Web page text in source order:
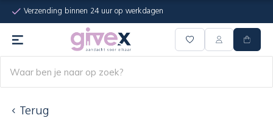
Verzending binnen 24 uur op werkdagen
Terug